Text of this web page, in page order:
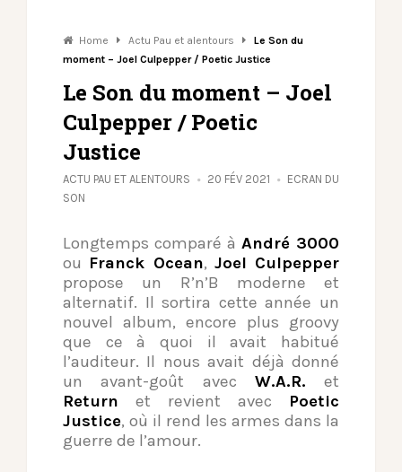
Home Actu Pau et alentours
Le Son du
moment – Joel Culpepper / Poetic Justice
Le Son du moment – Joel
Culpepper / Poetic
Justice
ACTU PAU ET ALENTOURS 20 FÉV 2021
ECRAN DU
SON
Longtemps comparé à André 3000
ou Franck Ocean, Joel Culpepper
propose un R’n’B moderne et
alternatif. Il sortira cette année un
nouvel album, encore plus groovy
que ce à quoi il avait habitué
l’auditeur. Il nous avait déjà donné
un avant-goût avec W.A.R. et
Return et revient avec Poetic
Justice, où il rend les armes dans la
guerre de l’amour.